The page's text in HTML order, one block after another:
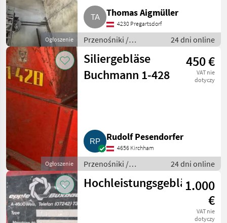
Ogłoszenie
Thomas Aigmüller
4230 Pregartsdorf
Przenośniki /
Przenośniki
dmuchawe
24 dni online
Ogłoszenie
Siliergebläse
Buchmann 1-428
450 €
VAT nie
dotyczy
Rudolf Pesendorfer
4656 Kirchham
Przenośniki /
Przenośniki
dmuchawe
24 dni online
Hochleistungsgebläse1.000
€
VAT nie
dotyczy